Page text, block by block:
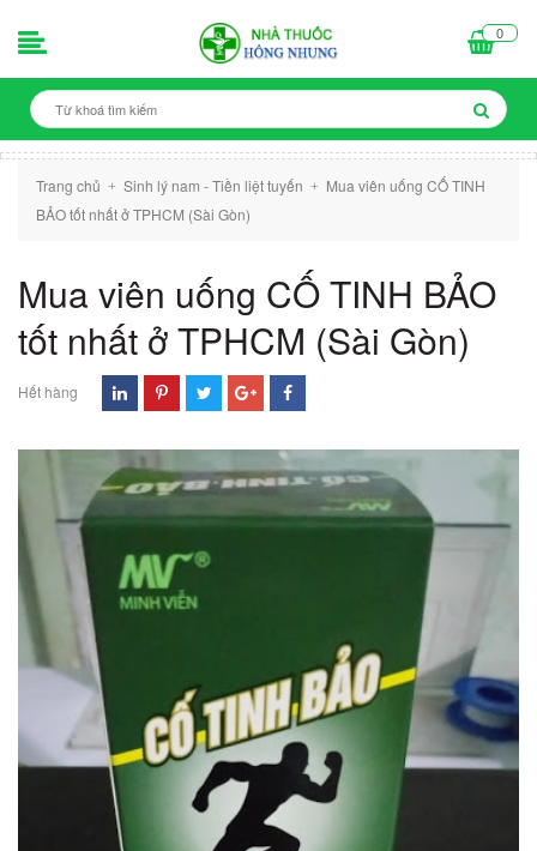
0
Trang chủ + Sinh lý nam - Tiền liệt tuyến +
Mua viên uống CỐ TINH
BẢO tốt nhất ở TPHCM (Sài Gòn)
Mua viên uống CỐ TINH BẢO
tốt nhất ở TPHCM (Sài Gòn)
Hết hàng